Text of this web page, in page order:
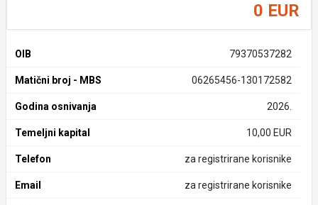
0 EUR
OIB 79370537282
Matični broj - MBS 06265456-130172582
Godina osnivanja 2026.
Temeljni kapital 10,00 EUR
Telefon za registrirane korisnike
Email za registrirane korisnike